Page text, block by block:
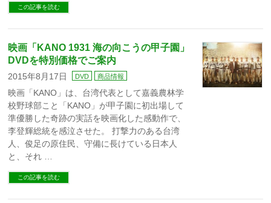
この記事を読む
映画「KANO 1931 海の向こうの甲子園」
DVDを特別価格でご案内
2015年8月17日 DVD 商品情報
映画「KANO」は、台湾代表として嘉義農林学
校野球部こと「KANO」が甲子園に初出場して
準優勝した奇跡の実話を映画化した感動作で、
李登輝総統を感泣させた。 打撃力のある台湾
人、俊足の原住民、守備に長けている日本人
と、それ …
この記事を読む